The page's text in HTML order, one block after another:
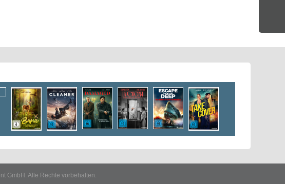
GmbH. Alle Rechte vorbehalten.